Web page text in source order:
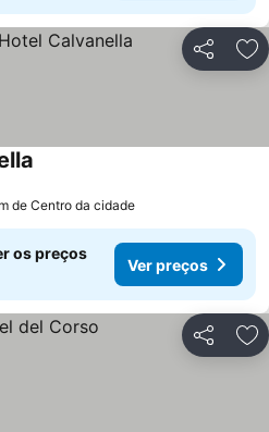
Partilhar
de Centro da cidade
os preços
Ver preços
Partilhar